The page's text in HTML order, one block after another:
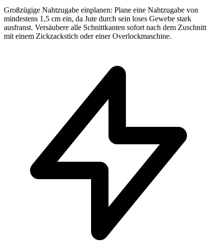
Großzügige Nahtzugabe einplanen: Plane eine Nahtzugabe von
mindestens 1,5 cm ein, da Jute durch sein loses Gewebe stark
ausfranst. Versäubere alle Schnittkanten sofort nach dem Zuschnitt
mit einem Zickzackstich oder einer Overlockmaschine.